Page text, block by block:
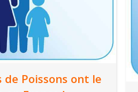
de Poissons ont le